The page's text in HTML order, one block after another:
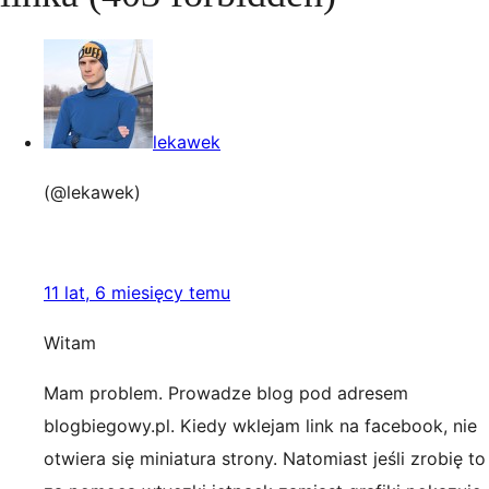
lekawek
(@lekawek)
11 lat, 6 miesięcy temu
Witam
Mam problem. Prowadze blog pod adresem
blogbiegowy.pl. Kiedy wklejam link na facebook, nie
otwiera się miniatura strony. Natomiast jeśli zrobię to